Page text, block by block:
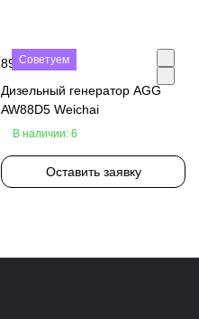
Советуем
890 000 ₽
Дизельный генератор AGG
AW88D5 Weichai
В наличии: 6
Оставить заявку